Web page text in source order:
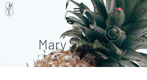
$ 0.00
Mary Simons